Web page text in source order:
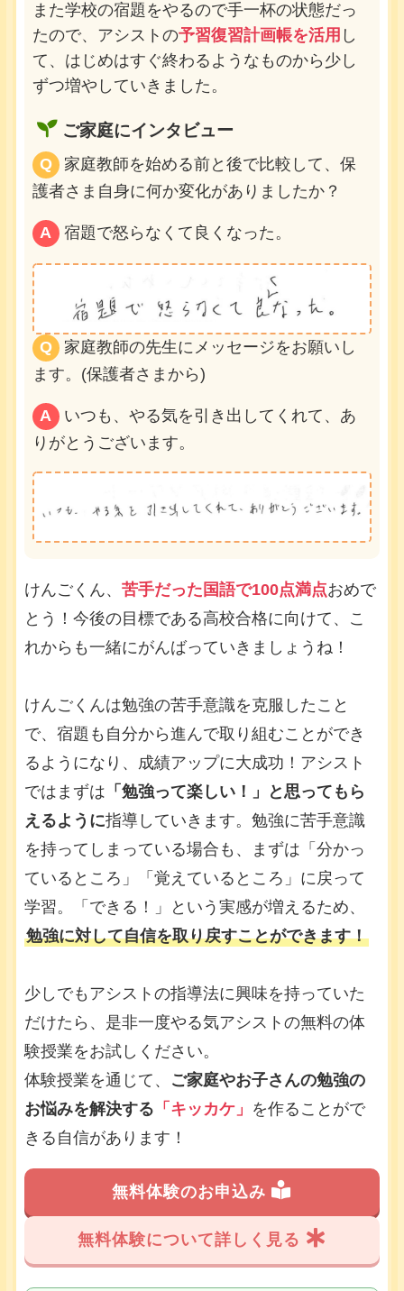
また学校の宿題をやるので手一杯の状態だっ
たので、アシストの予習復習計画帳を活用 し
て、はじめはすぐ終わるようなものから少し
ずつ増やしていきました。
ご家庭にインタビュー
Q 家庭教師を始める前と後で比較して、保
護者さま自身に何か変化がありましたか？
A 宿題で怒らなくて良くなった。
Q 家庭教師の先生にメッセージをお願いし
ます。(保護者さまから)
A いつも、やる気を引き出してくれて、あ
りがとうございます。
けんごくん、 苦手だった国語で100点満点おめで
とう！今後の目標である高校合格に向けて、こ
れからも一緒にがんばっていきましょうね！
けんごくんは勉強の苦手意識を克服したこと
で、宿題も自分から進んで取り組むことができ
るようになり、成績アップに大成功！アシスト
ではまずは 「勉強って楽しい！」と思ってもら
えるように指導していきます。勉強に苦手意識
を持ってしまっている場合も、まずは「分かっ
ているところ」「覚えているところ」に戻って
学習。「できる！」という実感が増えるため、
勉強に対して自信を取り戻すことができます！
少しでもアシストの指導法に興味を持っていた
だけたら、是非一度やる気アシストの無料の体
験授業をお試しください。
体験授業を通じて、
ご家庭やお子さんの勉強の
お悩みを解決する 「キッカケ」 を作ることがで
きる自信があります！
無料体験のお申込み
無料体験について詳しく見る